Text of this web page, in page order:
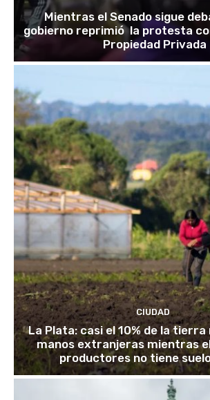
Mientras el Senado sigue
gobierno reprimió la protesta
Propiedad Privada
CIUDAD
La Plata: casi el 10% de la
manos extranjeras mientras
productores no tiene